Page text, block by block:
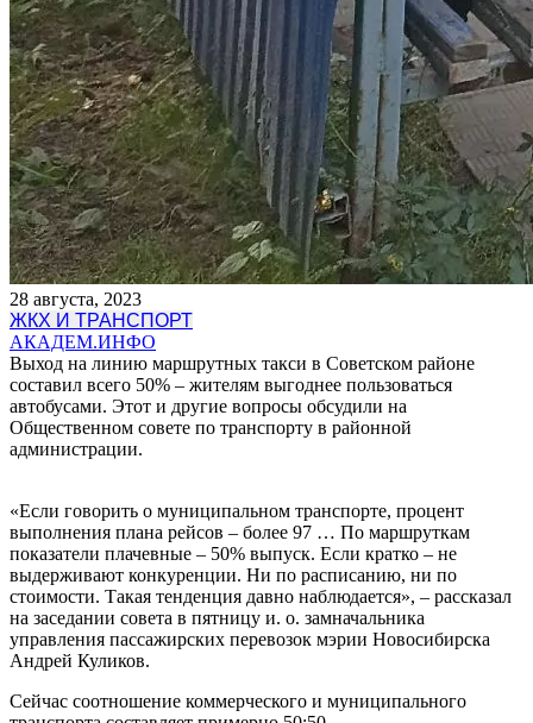
28 августа, 2023
ЖКХ И ТРАНСПОРТ
АКАДЕМ.ИНФО
Выход на линию маршрутных такси в Советском районе
составил всего 50% – жителям выгоднее пользоваться
автобусами. Этот и другие вопросы обсудили на
Общественном совете по транспорту в районной
администрации.
«Если говорить о муниципальном транспорте, процент
выполнения плана рейсов – более 97 … По маршруткам
показатели плачевные – 50% выпуск. Если кратко – не
выдерживают конкуренции. Ни по расписанию, ни по
стоимости. Такая тенденция давно наблюдается», – рассказал
на заседании совета в пятницу и. о. замначальника
управления пассажирских перевозок мэрии Новосибирска
Андрей Куликов.
Сейчас соотношение коммерческого и муниципального